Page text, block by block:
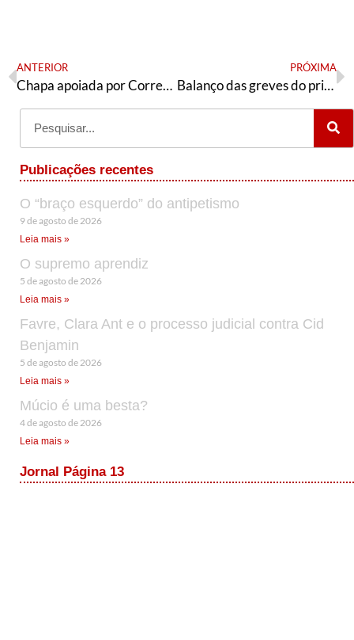
ANTERIOR
Chapa apoiada por Correa pode ser impugnada no Equador; movimentos denunciam “farsa”
PRÓXIMA
Balanço das greves do primeiro semestre de 2020
Publicações recentes
O “braço esquerdo” do antipetismo
9 de agosto de 2026
Leia mais »
O supremo aprendiz
5 de agosto de 2026
Leia mais »
Favre, Clara Ant e o processo judicial contra Cid
Benjamin
5 de agosto de 2026
Leia mais »
Múcio é uma besta?
4 de agosto de 2026
Leia mais »
Jornal Página 13